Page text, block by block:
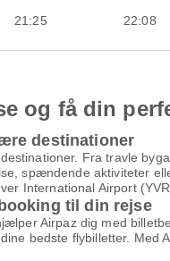
21:25 22:08
og få din
destinationer
Fra travle
spændende aktiviteter
International Airport
til din rejse
Airpaz dig med
bedste flybilletter.